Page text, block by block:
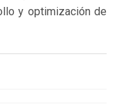
y optimización de